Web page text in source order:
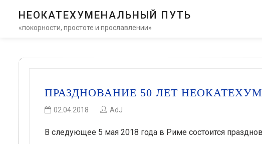
НЕОКАТЕХУМЕНАЛЬНЫЙ ПУТЬ
«покорности, простоте и прославлении»
ПРАЗДНОВАНИЕ 50 ЛЕТ
02.04.2018 AdJ
В следующее 5 мая 2018 года в Риме состоится